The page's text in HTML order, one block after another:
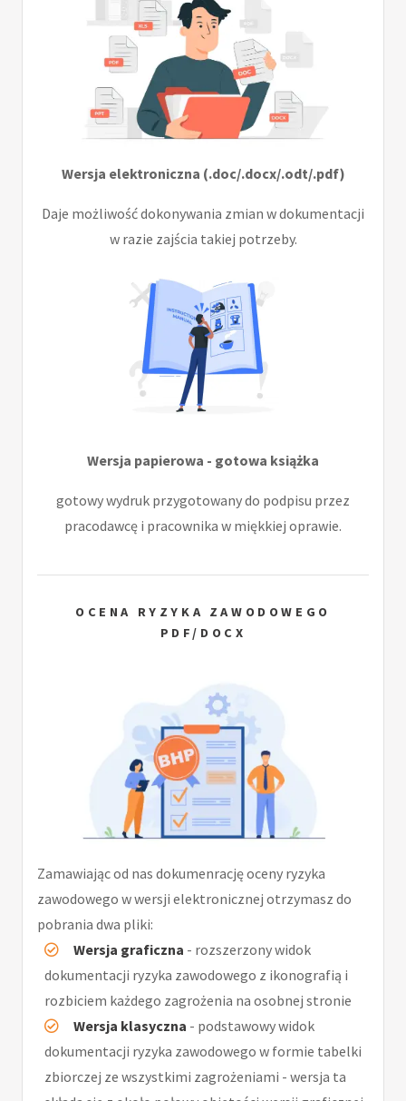
Wersja elektroniczna (.doc/.docx/.odt/.pdf)
Daje możliwość dokonywania zmian w dokumentacji
w razie zajścia takiej potrzeby.
Wersja papierowa - gotowa książka
gotowy wydruk przygotowany do podpisu przez
pracodawcę i pracownika w miękkiej oprawie.
OCENA RYZYKA ZAWODOWEGO
PDF/DOCX
Zamawiając od nas dokumenrację oceny ryzyka
zawodowego w wersji elektronicznej otrzymasz do
pobrania dwa pliki:
Wersja graficzna - rozszerzony widok
dokumentacji ryzyka zawodowego z ikonografią i
rozbiciem każdego zagrożenia na osobnej stronie
Wersja klasyczna - podstawowy widok
dokumentacji ryzyka zawodowego w formie tabelki
zbiorczej ze wszystkimi zagrożeniami - wersja ta